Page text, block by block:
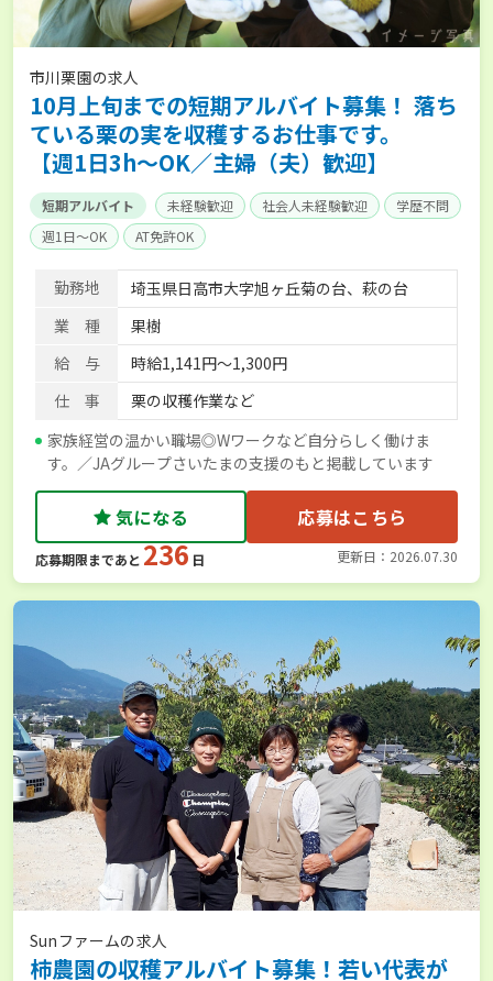
市川栗園の求人
10月上旬までの短期アルバイト募集！ 落ち
ている栗の実を収穫するお仕事です。
【週1日3h～OK／主婦（夫）歓迎】
短期アルバイト 未経験歓迎 社会人未経験歓迎
学歴不問
週1日～OK
AT免許OK
勤務地
埼玉県日高市大字旭ヶ丘菊の台、萩の台
業 種
果樹
給 与
時給1,141円～1,300円
仕 事
栗の収穫作業など
家族経営の温かい職場◎Wワークなど自分らしく働けま
す。／JAグループさいたまの支援のもと掲載しています
気になる 応募はこちら
応募期限まであと 236 日 更新日：2026.07.30
Sunファームの求人
柿農園の収穫アルバイト募集！若い代表が